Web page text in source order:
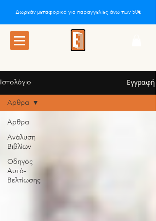
Δωρεάν μεταφορικά για παραγγελίες άνω των 50€
Ιστολόγιο Εγγραφή
Άρθρα
Ανάλυση
Βιβλίων
Οδηγός
Αυτό-
Βελτίωσης
Άρθρα